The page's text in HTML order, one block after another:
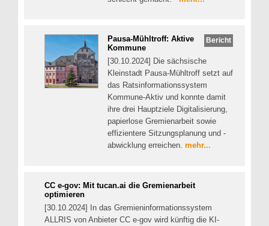
Bericht
Pausa-Mühltroff: Aktive
Kommune
[30.10.2024] Die sächsische
Kleinstadt Pausa-Mühltroff setzt auf
das Ratsinformationssystem
Kommune-Aktiv und konnte damit
ihre drei Hauptziele Digitalisierung,
papierlose Gremienarbeit sowie
effizientere Sitzungsplanung und -
abwicklung erreichen. mehr...
CC e-gov: Mit tucan.ai die Gremienarbeit
optimieren
[30.10.2024] In das Gremieninformationssystem
ALLRIS von Anbieter CC e-gov wird künftig die KI-